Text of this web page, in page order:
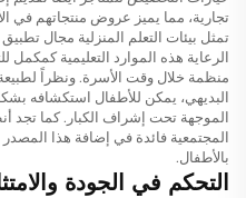
تجارية، مما يميز عروض منتجاتهم في
تمثل بيئات التعلم المنزلية مجال
الرعاية هذه الموارد التعليمية كمكمل
منظمة خلال وقت الأسرة. ونظراً
البديهي، يمكن للأطفال استكشافه
الموجهة تحت إشراف الكبار. كما تجد
المجتمعية فائدة في إضافة هذا
بالأطفال.
التحكم في الجودة